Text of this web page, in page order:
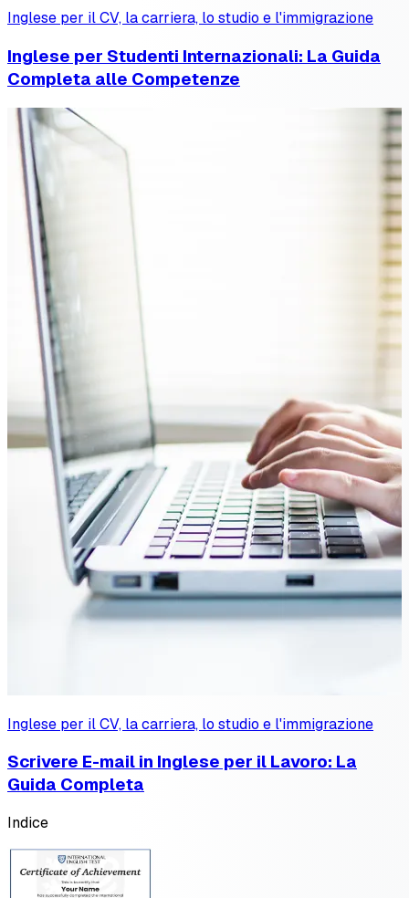
Inglese per il CV, la carriera, lo studio e l'immigrazione
Inglese per Studenti Internazionali: La Guida
Completa alle Competenze
Inglese per il CV, la carriera, lo studio e l'immigrazione
Scrivere E-mail in Inglese per il Lavoro: La
Guida Completa
Indice